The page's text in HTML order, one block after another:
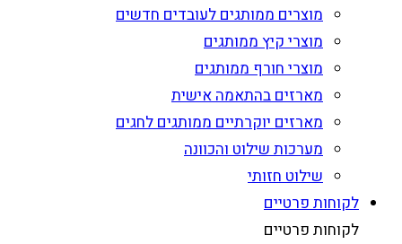
מוצרים ממותגים לעובדים חדשים
מוצרי קיץ ממותגים
מוצרי חורף ממותגים
מארזים בהתאמה אישית
מארזים יוקרתיים ממותגים לחגים
מערכות שילוט והכוונה
שילוט חזותי
לקוחות פרטיים
לקוחות פרטיים